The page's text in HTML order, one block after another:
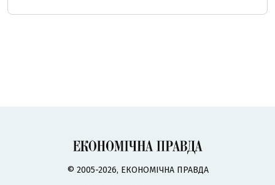
© 2005-2026, ЕКОНОМІЧНА ПРАВДА